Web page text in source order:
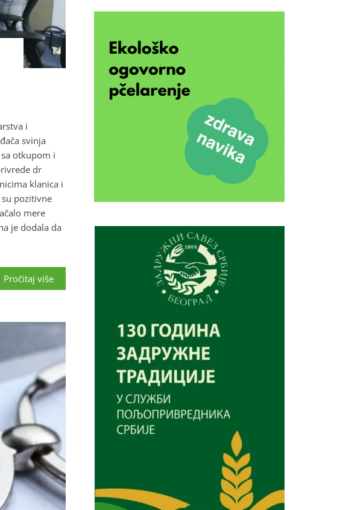
i
svinja
otkupom i
dr
klanica i
pozitivne
mere
je dodala da
Pročitaj više